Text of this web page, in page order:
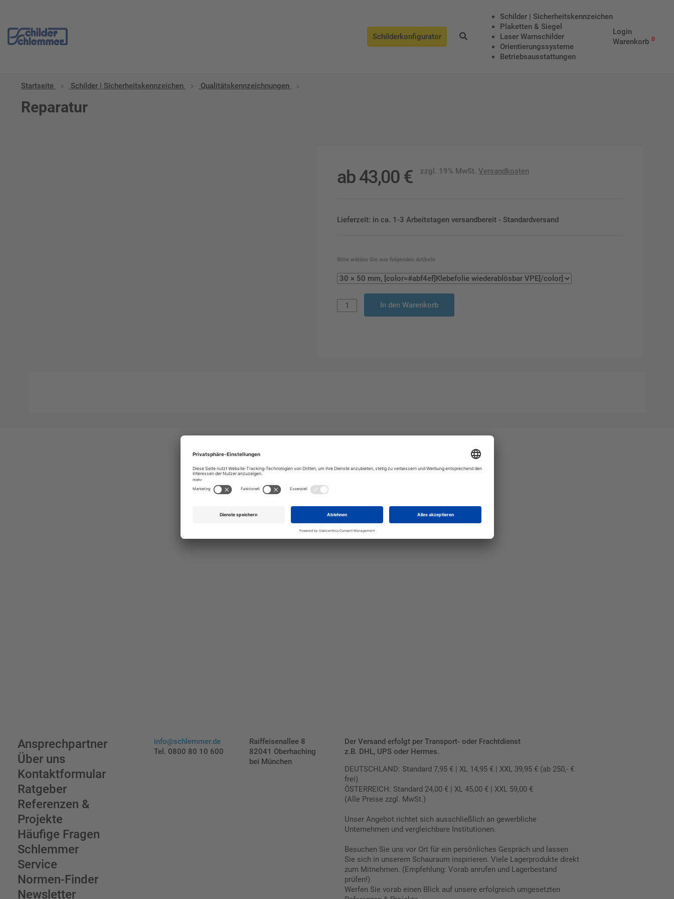
Schilderkonfigurator
Schilder | Sicherheitskennzeichen
Plaketten & Siegel
Laser Warnschilder
Orientierungssysteme
Betriebs­aus­stattungen
Login
Warenkorb 0
Startseite Schilder | Sicherheitskennzeichen Qualitätskennzeichnungen
Reparatur
ab43,00 € zzgl. 19% MwSt. Versandkosten
Lieferzeit: in ca. 1-3 Arbeitstagen versandbereit - Standardversand
Bitte wählen Sie aus folgenden Artikeln
In den Warenkorb
Gestalten Sie Ihr eigenes Schild mit unserem Konfigurator "Schild-O-Mat"
Erstellen Sie schnell und einfach Ihre
Ansprechpartner
Über uns
Kontaktformular
Ratgeber
Referenzen &
Projekte
Häufige Fragen
Schlemmer
Service
Normen-Finder
Newsletter
info@schlemmer.de
Tel. 0800 80 10 600
Raiffeisenallee 8
82041 Oberhaching
bei München
Der Versand erfolgt per Transport- oder Frachtdienst
z.B. DHL, UPS oder Hermes.
DEUTSCHLAND: Standard 7,95 € | XL 14,95 € | XXL 39,95 € (ab 250,- €
frei)
ÖSTERREICH: Standard 24,00 € | XL 45,00 € | XXL 59,00 €
(Alle Preise zzgl. MwSt.)
Unser Angebot richtet sich ausschließlich an gewerbliche
Unternehmen und vergleichbare Institutionen.
Besuchen Sie uns vor Ort für ein persönliches Gespräch und lassen
Sie sich in unserem Schauraum inspirieren. Viele Lagerprodukte direkt
zum Mitnehmen. (Empfehlung: Vorab anrufen und Lagerbestand
prüfen!)
Werfen Sie vorab einen Blick auf unsere erfolgreich umgesetzten